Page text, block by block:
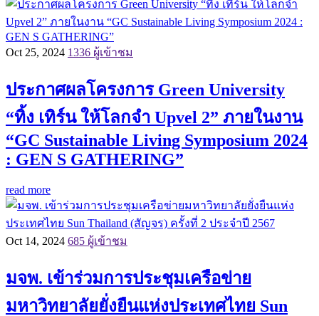
Oct 25, 2024 1336 ผู้เข้าชม
ประกาศผลโครงการ Green University
“ทิ้ง เทิร์น ให้โลกจำ Upvel 2” ภายในงาน
“GC Sustainable Living Symposium 2024
: GEN S GATHERING”
read more
Oct 14, 2024 685 ผู้เข้าชม
มจพ. เข้าร่วมการประชุมเครือข่าย
มหาวิทยาลัยยั่งยืนแห่งประเทศไทย Sun